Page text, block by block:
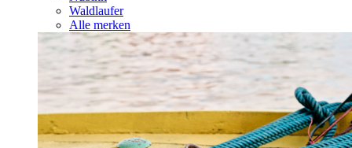
Waldlaufer
Alle merken